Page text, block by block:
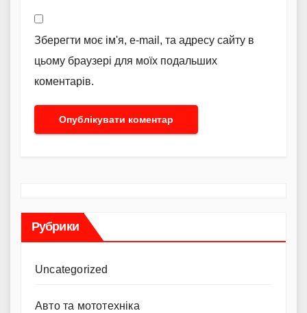
Зберегти моє ім'я, e-mail, та адресу сайту в
цьому браузері для моїх подальших
коментарів.
Рубрики
Uncategorized
Авто та мототехніка